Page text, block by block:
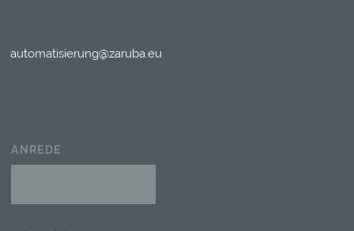
automatisierung@zaruba.eu
ANREDE